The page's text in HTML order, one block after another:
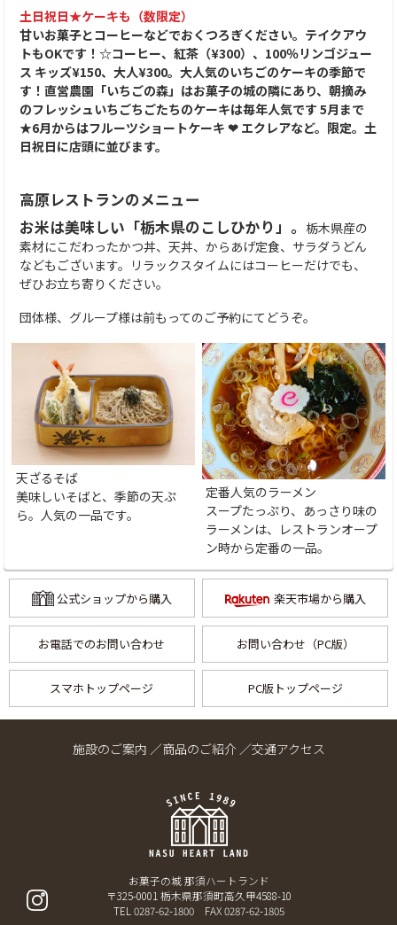
土日祝日★ケーキも（数限定）
甘いお菓子とコーヒーなどでおくつろぎください。テイクアウ
トもOKです！☆コーヒー、紅茶（¥300）、100％リンゴジュー
ス キッズ¥150、大人¥300。大人気のいちごのケーキの季節で
す！直営農園「いちごの森」はお菓子の城の隣にあり、朝摘み
のフレッシュいちごちごたちのケーキは毎年人気です 5月まで
★6月からはフルーツショートケーキ ❤︎ エクレアなど。限定。土
日祝日に店頭に並びます。
高原レストランのメニュー
お米は美味しい「栃木県のこしひかり」。 栃木県産の
素材にこだわったかつ丼、天丼、からあげ定食、サラダうどん
などもございます。リラックスタイムにはコーヒーだけでも、
ぜひお立ち寄りください。
団体様、グループ様は前もってのご予約にてどうぞ。
天ざるそば
美味しいそばと、季節の天ぷ
ら。人気の一品です。
定番人気のラーメン
スープたっぷり、あっさり味の
ラーメンは、レストランオープ
ン時から定番の一品。
公式ショップから購入 楽天市場から購入
お電話でのお問い合わせ お問い合わせ（PC版）
スマホトップページ PC版トップページ
施設のご案内 ／商品のご紹介 ／交通アクセス
お菓子の城 那須ハートランド
〒325-0001 栃木県那須町高久甲4588-10
TEL 0287-62-1800 FAX 0287-62-1805